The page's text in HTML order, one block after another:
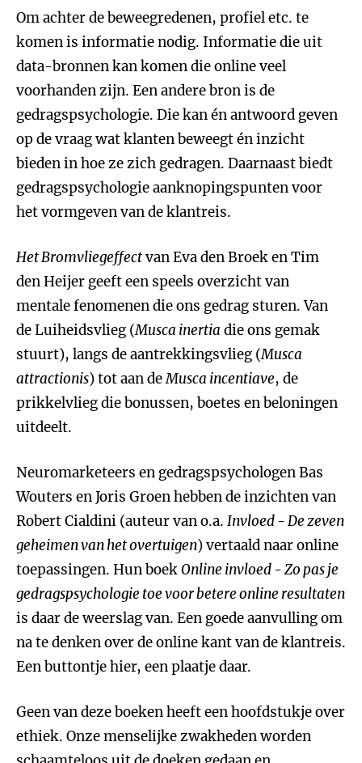
Om achter de beweegredenen, profiel etc. te
komen is informatie nodig. Informatie die uit
data-bronnen kan komen die online veel
voorhanden zijn. Een andere bron is de
gedragspsychologie. Die kan én antwoord geven
op de vraag wat klanten beweegt én inzicht
bieden in hoe ze zich gedragen. Daarnaast biedt
gedragspsychologie aanknopingspunten voor
het vormgeven van de klantreis.
Het Bromvliegeffectvan Eva den Broek en Tim
den Heijer geeft een speels overzicht van
mentale fenomenen die ons gedrag sturen. Van
de Luiheidsvlieg (Musca inertia die ons gemak
stuurt), langs de aantrekkingsvlieg (Musca
attractionis) tot aan deMusca incentiave, de
prikkelvlieg die bonussen, boetes en beloningen
uitdeelt.
Neuromarketeers en gedragspsychologen Bas
Wouters en Joris Groen hebben de inzichten van
Robert Cialdini (auteur van o.a. Invloed - De zeven
geheimen van het overtuigen) vertaald naar online
toepassingen. Hun boekOnline invloed - Zo pas je
gedragspsychologie toe voor betere online resultaten
is daar de weerslag van. Een goede aanvulling om
na te denken over de online kant van de klantreis.
Een buttontje hier, een plaatje daar.
Geen van deze boeken heeft een hoofdstukje over
ethiek. Onze menselijke zwakheden worden